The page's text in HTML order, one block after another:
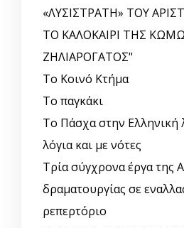
«ΛΥΣΙΣΤΡΑΤΗ» ΤΟΥ
ΤΟ ΚΑΛΟΚΑΙΡΙ ΤΗΣ
ΖΗΛΙΑΡΟΓΑΤΟΣ"
Το Κοινό Κτήμα
Το παγκάκι
Το Πάσχα στην Ελληνική
λόγια και με νότες
Τρία σύγχρονα έργα της
δραματουργίας σε
ρεπερτόριο